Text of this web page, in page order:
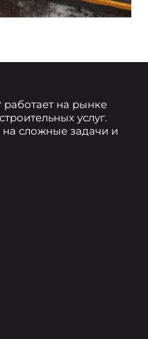
работает на рынке
услуг.
сложные задачи и